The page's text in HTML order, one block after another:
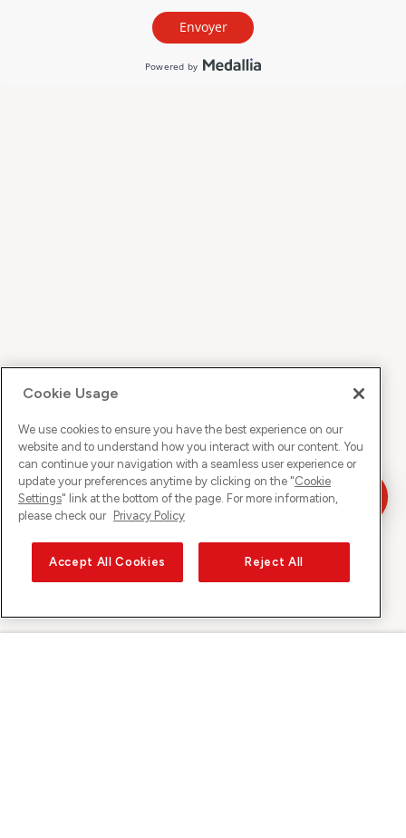
Cookie Usage
We use cookies to ensure you have the best experience on our
website and to understand how you interact with our content. You
can continue your navigation with a seamless user experience or
update your preferences anytime by clicking on the "Cookie
Settings" link at the bottom of the page. For more information,
please check our Privacy Policy
Accept All Cookies Reject All